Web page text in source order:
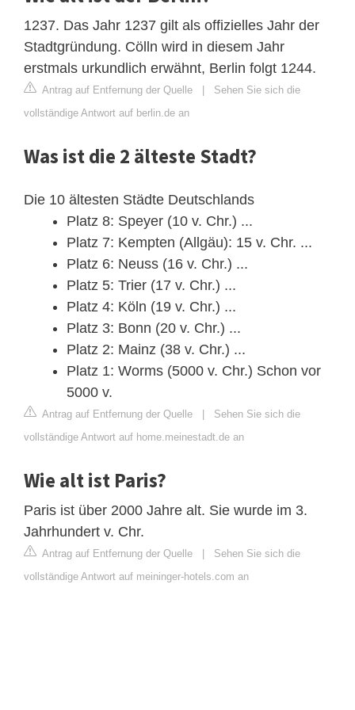
1237. Das Jahr 1237 gilt als offizielles Jahr der
Stadtgründung. Cölln wird in diesem Jahr
erstmals urkundlich erwähnt, Berlin folgt 1244.
Antrag auf Entfernung der Quelle | Sehen Sie sich die
vollständige Antwort auf berlin.de an
Was ist die 2 älteste Stadt?
Die 10 ältesten Städte Deutschlands
Platz 8: Speyer (10 v. Chr.) ...
Platz 7: Kempten (Allgäu): 15 v. Chr. ...
Platz 6: Neuss (16 v. Chr.) ...
Platz 5: Trier (17 v. Chr.) ...
Platz 4: Köln (19 v. Chr.) ...
Platz 3: Bonn (20 v. Chr.) ...
Platz 2: Mainz (38 v. Chr.) ...
Platz 1: Worms (5000 v. Chr.) Schon vor
5000 v.
Antrag auf Entfernung der Quelle | Sehen Sie sich die
vollständige Antwort auf home.meinestadt.de an
Wie alt ist Paris?
Paris ist über 2000 Jahre alt. Sie wurde im 3.
Jahrhundert v. Chr.
Antrag auf Entfernung der Quelle | Sehen Sie sich die
vollständige Antwort auf meininger-hotels.com an